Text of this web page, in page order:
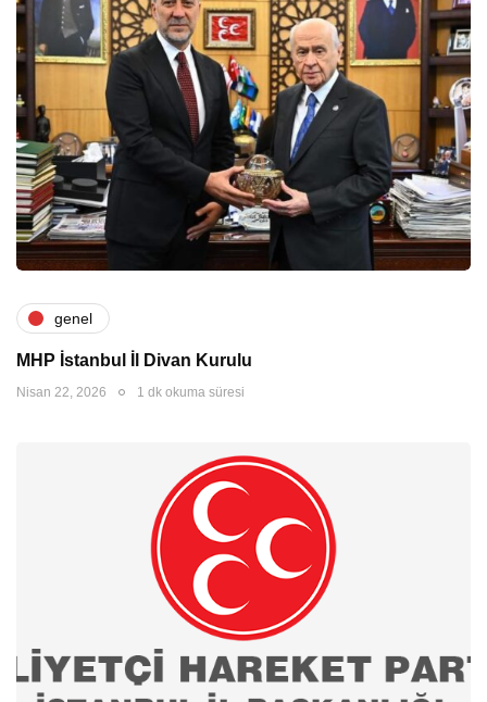
genel
MHP İstanbul İl Divan Kurulu
Nisan 22, 2026 1 dk okuma süresi